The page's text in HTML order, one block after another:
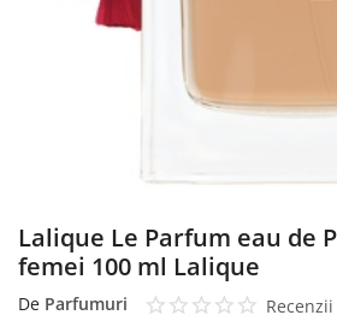
Autentificare
Lalique Le Parfum eau de
femei 100 ml Lalique
De Parfumuri Recenzii